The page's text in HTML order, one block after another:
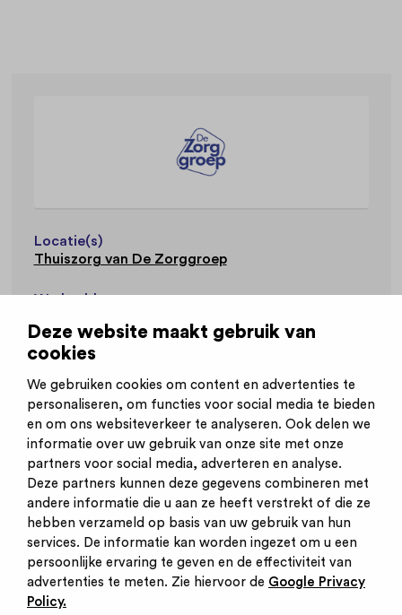
Deze website maakt gebruik van
cookies
We gebruiken cookies om content en advertenties te
personaliseren, om functies voor social media te bieden
en om ons websiteverkeer te analyseren. Ook delen we
informatie over uw gebruik van onze site met onze
partners voor social media, adverteren en analyse.
Deze partners kunnen deze gegevens combineren met
andere informatie die u aan ze heeft verstrekt of die ze
hebben verzameld op basis van uw gebruik van hun
services. De informatie kan worden ingezet om u een
persoonlijke ervaring te geven en de effectiviteit van
advertenties te meten. Zie hiervoor de Google Privacy
Policy.
Locatie(s)
Thuiszorg van De Zorggroep
Werkvelden
Website
www.dezorggroep.nl
Inschrijven nieuwsbrief
Inloggen
Contact
Privacy statement